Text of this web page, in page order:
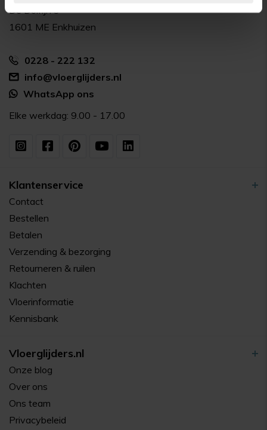
De Dolfijn 9
1601 ME Enkhuizen
0228 - 222 132
info@vloerglijders.nl
WhatsApp ons
Elke werkdag: 9.00 - 17.00
Klantenservice
Contact
Bestellen
Betalen
Verzending & bezorging
Retourneren & ruilen
Klachten
Vloerinformatie
Kennisbank
Vloerglijders.nl
Onze blog
Over ons
Ons team
Privacybeleid